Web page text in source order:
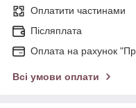
Оплатити частинами
Післяплата
Оплата на рахунок
Всі умови оплати